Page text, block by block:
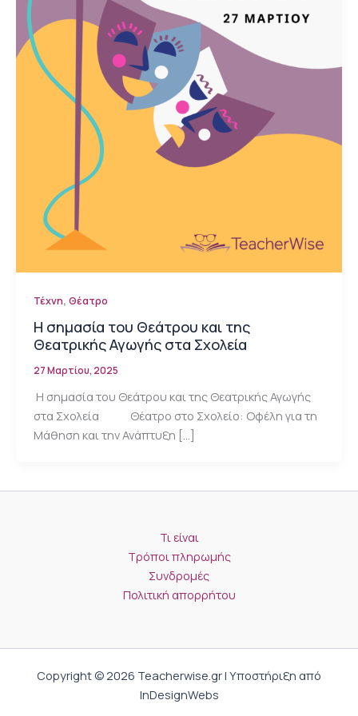
Τέχνη, Θέατρο
Η σημασία του Θεάτρου και της
Θεατρικής Αγωγής στα Σχολεία
27 Μαρτίου, 2025
Η σημασία του Θεάτρου και της Θεατρικής Αγωγής
στα Σχολεία Θέατρο στο Σχολείο: Οφέλη για τη
Μάθηση και την Ανάπτυξη […]
Τι είναι
Τρόποι πληρωμής
Συνδρομές
Πολιτική απορρήτου
Copyright © 2026 Teacherwise.gr | Υποστήριξη από
InDesignWebs